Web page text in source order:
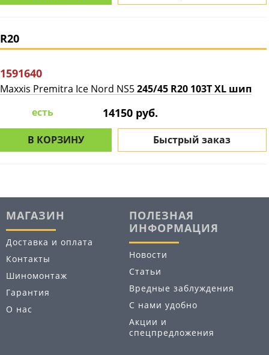
R20
1591640
Maxxis Premitra Ice Nord NS5245/45 R20 103T XL шип
есть
14150 руб.
В КОРЗИНУ Быстрый заказ
МАГАЗИН
Доставка и оплата
Контакты
Шиномонтаж
Гарантия
О нас
ПОЛЕЗНАЯ
ИНФОРМАЦИЯ
Новости
Статьи
Вредные заблуждения
С нами удобно
Акции и
спецпредложения